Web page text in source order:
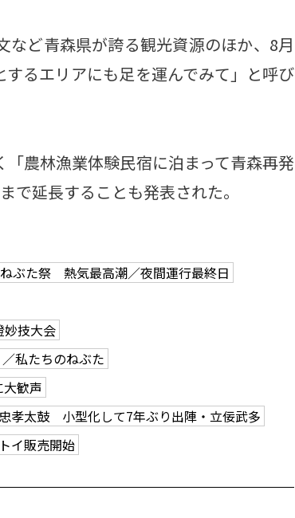
ど青森県が誇る観光資源のほか、8月
るエリアにも足を運んでみて」と呼び
農林漁業体験民宿に泊まって青森再発
で延長することも発表された。
ぶた祭 熱気最高潮／夜間運行最終日
技大会
私たちのねぶた
歓声
忠孝太鼓 小型化して7年ぶり出陣・立佞武多
イ販売開始